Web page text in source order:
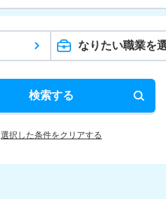
なりたい職業を
検索する
選択した条件をクリアする